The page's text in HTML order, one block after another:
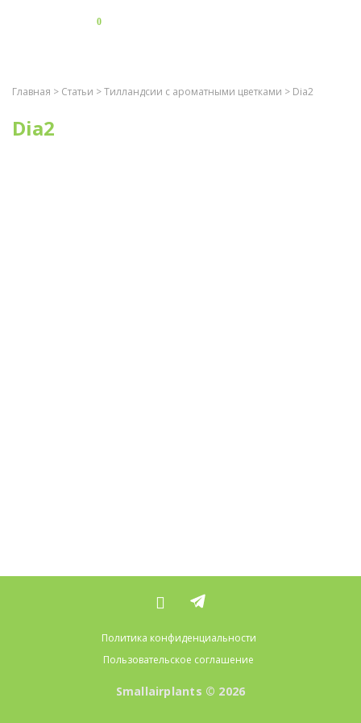
0
Главная > Статьи >Тилландсии с ароматными цветками > Dia2
Dia2
Политика конфиденциальности
Пользовательское соглашение
Smallairplants © 2026